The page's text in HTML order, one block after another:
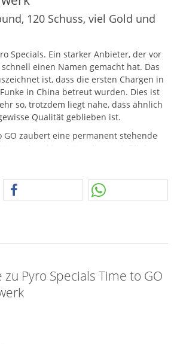
120 Schuss, viel Gold und
Specials. Ein starker Anbieter, der vor
einen Namen gemacht hat. Das
ist, dass die ersten Chargen in
in China betreut wurden. Dies ist
so, trotzdem liegt nahe, dass ähnlich
Qualität geblieben ist.
GO zaubert eine permanent stehende
Diese Palme wechselt zu Kohlegold
Gold mit blauen Sternen steht den
nach! Das Finale sind dann
hier 120 Schuss, 2000gr.NEMund alles
Pyro Specials Time to GO